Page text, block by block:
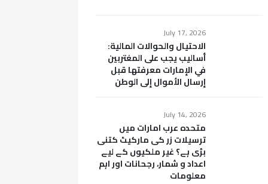
July 17, 2026
الاحتيال والحوالات المالية:
أساليب يجب على المغتربين
في الإمارات معرفتها قبل
إرسال الأموال إلى الوطن
July 14, 2026
متحدہ عرب امارات میں
ترسیلات زر کی مارکیٹ کتنی
بڑی ہے؟ غیر ملکیوں کے لیے
اعداد و شمار، رجحانات اور اہم
معلومات